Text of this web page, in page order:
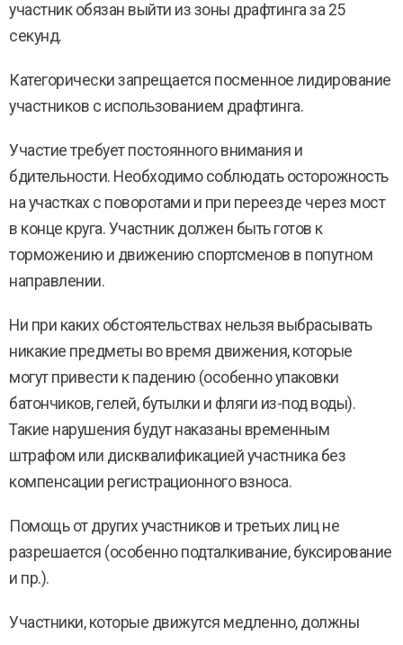
участник обязан выйти из зоны драфтинга за 25
секунд.
Категорически запрещается посменное лидирование
участников с использованием драфтинга.
Участие требует постоянного внимания и
бдительности. Необходимо соблюдать осторожность
на участках с поворотами и при переезде через мост
в конце круга. Участник должен быть готов к
торможению и движению спортсменов в попутном
направлении.
Ни при каких обстоятельствах нельзя выбрасывать
никакие предметы во время движения, которые
могут привести к падению (особенно упаковки
батончиков, гелей, бутылки и фляги из-под воды).
Такие нарушения будут наказаны временным
штрафом или дисквалификацией участника без
компенсации регистрационного взноса.
Помощь от других участников и третьих лиц не
разрешается (особенно подталкивание, буксирование
и пр.).
Участники, которые движутся медленно, должны